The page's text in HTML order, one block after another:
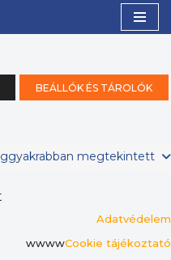
BEÁLLÓK ÉS TÁROLÓK
megtekintett
Adatvédelem
wwwwCookie tájékoztató